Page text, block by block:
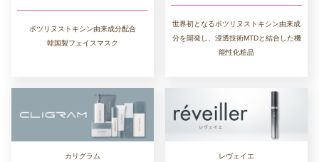
ボツリヌストキシン由来成分配合
韓国製フェイスマスク
世界初となるボツリヌストキシン由来成
分を開発し、浸透技術MTDと結合した機
能性化粧品
カリグラム レヴェイエ